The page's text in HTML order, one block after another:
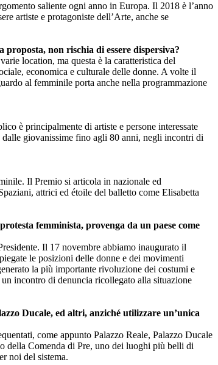
saliente ogni anno in Europa. Il 2018 è l’anno
artiste e protagoniste dell’Arte, anche se
non rischia di essere dispersiva?
location, ma questa è la caratteristica del
economica e culturale delle donne. A volte il
al femminile porta anche nella programmazione
è principalmente di artiste e persone interessate
giovanissime fino agli 80 anni, negli incontri di
Il Premio si articola in nazionale ed
attrici ed étoile del balletto come Elisabetta
femminista, provenga da un paese come
Il 17 novembre abbiamo inaugurato il
le posizioni delle donne e dei movimenti
la più importante rivoluzione dei costumi e
incontro di denuncia ricollegato alla situazione
Ducale, ed altri, anziché utilizzare un’unica
come appunto Palazzo Reale, Palazzo Ducale
della Comenda di Pre, uno dei luoghi più belli di
noi del sistema.